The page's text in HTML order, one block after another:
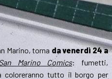
Marino, torna da venerdì 24 a
Marino Comics: fumetti,
coloreranno tutto il borgo per